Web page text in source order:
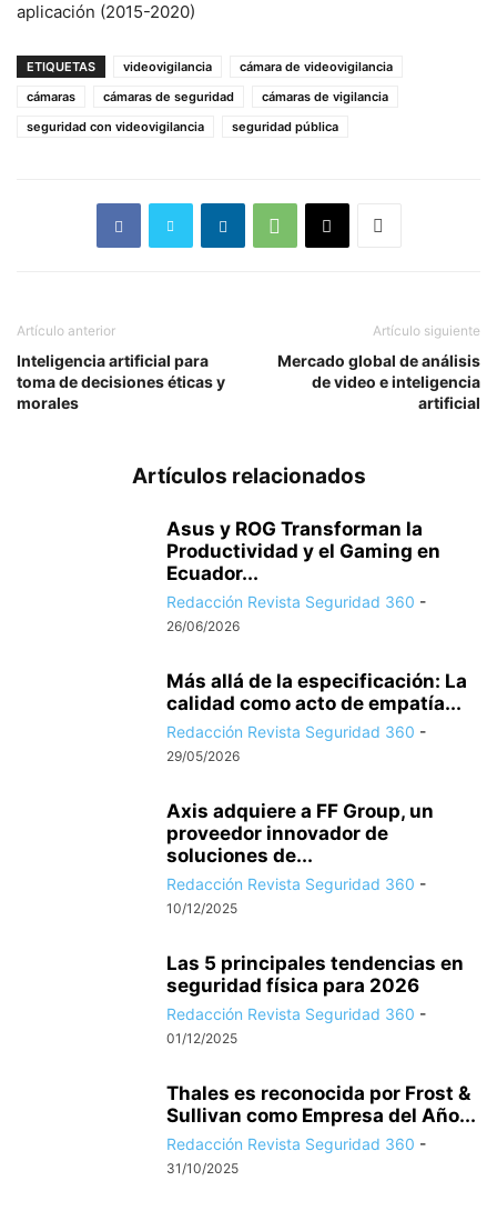
aplicación (2015-2020)
ETIQUETAS videovigilancia
cámara de videovigilancia
cámaras
cámaras de seguridad
cámaras de vigilancia
seguridad con videovigilancia
seguridad pública
Artículo anterior
Inteligencia artificial para
toma de decisiones éticas y
morales
Artículo siguiente
Mercado global de análisis
de video e inteligencia
artificial
Artículos relacionados
Asus y ROG Transforman la
Productividad y el Gaming en
Ecuador...
Redacción Revista Seguridad 360 -
26/06/2026
Más allá de la especificación: La
calidad como acto de empatía...
Redacción Revista Seguridad 360 -
29/05/2026
Axis adquiere a FF Group, un
proveedor innovador de
soluciones de...
Redacción Revista Seguridad 360 -
10/12/2025
Las 5 principales tendencias en
seguridad física para 2026
Redacción Revista Seguridad 360 -
01/12/2025
Thales es reconocida por Frost &
Sullivan como Empresa del Año...
Redacción Revista Seguridad 360 -
31/10/2025